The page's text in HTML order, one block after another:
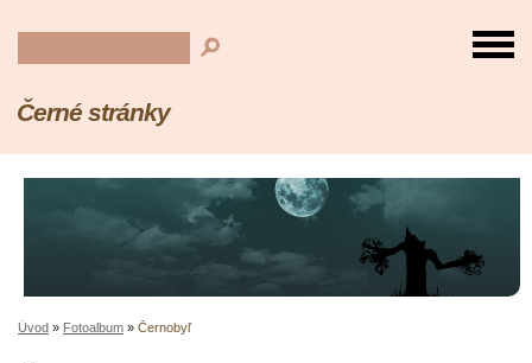
Černé stránky
Úvod » Fotoalbum » Černobyľ